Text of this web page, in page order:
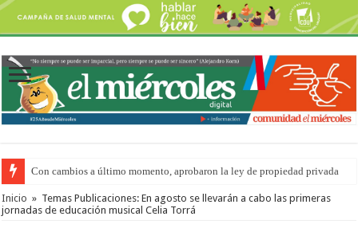
Con cambios a último momento, aprobaron la ley de propiedad privada
Adopción en Entre Ríos: el 35% de los 90 niños, niñas y adolescentes que
Inicio » Temas Publicaciones: En agosto se llevarán a cabo las primeras
jornadas de educación musical Celia Torrá